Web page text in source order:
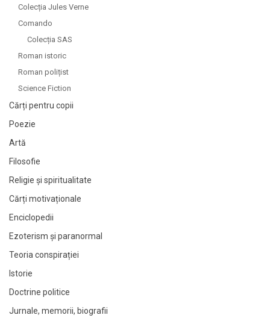
Colecția Jules Verne
Comando
Colecția SAS
Roman istoric
Roman polițist
Science Fiction
Cărți pentru copii
Poezie
Artă
Filosofie
Religie și spiritualitate
Cărți motivaționale
Enciclopedii
Ezoterism și paranormal
Teoria conspirației
Istorie
Doctrine politice
Jurnale, memorii, biografii